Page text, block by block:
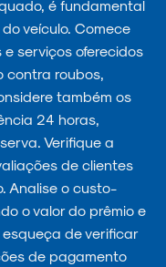
é fundamental
veículo. Comece
serviços oferecidos
contra roubos,
também os
24 horas,
Verifique a
de clientes
Analise o custo-
o valor do prêmio e
de verificar
de pagamento